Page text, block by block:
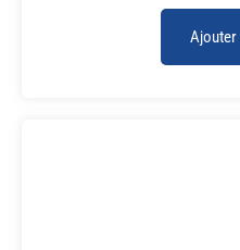
Ajouter